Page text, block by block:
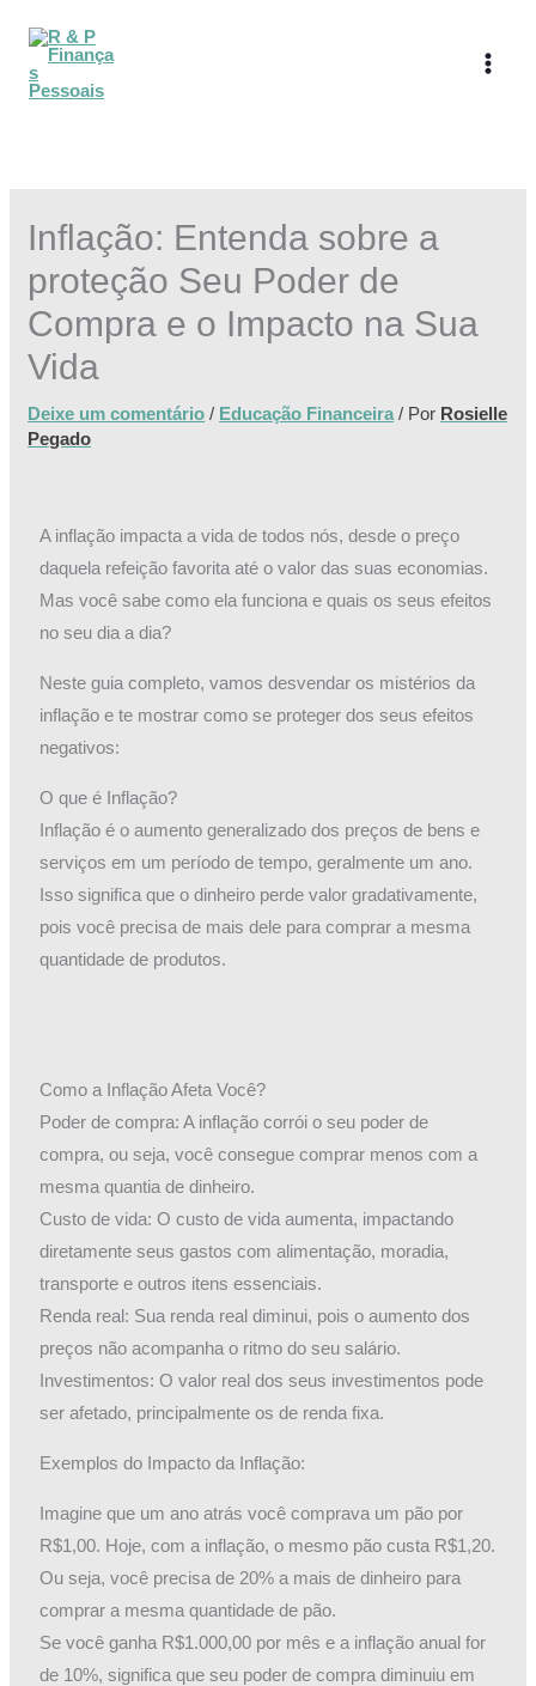
para
Inflação: Entenda sobre a
proteção Seu Poder de
Compra e o Impacto na Sua
Vida
Deixe um comentário / Educação Financeira / Por Rosielle
Pegado
A inflação impacta a vida de todos nós, desde o preço
daquela refeição favorita até o valor das suas economias.
Mas você sabe como ela funciona e quais os seus efeitos
no seu dia a dia?
Neste guia completo, vamos desvendar os mistérios da
inflação e te mostrar como se proteger dos seus efeitos
negativos:
O que é Inflação?
Inflação é o aumento generalizado dos preços de bens e
serviços em um período de tempo, geralmente um ano.
Isso significa que o dinheiro perde valor gradativamente,
pois você precisa de mais dele para comprar a mesma
quantidade de produtos.
Como a Inflação Afeta Você?
Poder de compra: A inflação corrói o seu poder de
compra, ou seja, você consegue comprar menos com a
mesma quantia de dinheiro.
Custo de vida: O custo de vida aumenta, impactando
diretamente seus gastos com alimentação, moradia,
transporte e outros itens essenciais.
Renda real: Sua renda real diminui, pois o aumento dos
preços não acompanha o ritmo do seu salário.
Investimentos: O valor real dos seus investimentos pode
ser afetado, principalmente os de renda fixa.
Exemplos do Impacto da Inflação:
Imagine que um ano atrás você comprava um pão por
R$1,00. Hoje, com a inflação, o mesmo pão custa R$1,20.
Ou seja, você precisa de 20% a mais de dinheiro para
comprar a mesma quantidade de pão.
Se você ganha R$1.000,00 por mês e a inflação anual for
de 10%, significa que seu poder de compra diminuiu em